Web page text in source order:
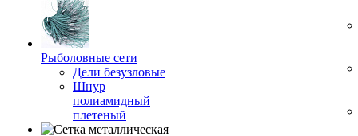
Рыболовные сети
Дели безузловые
Шнур
полиамидный
плетеный